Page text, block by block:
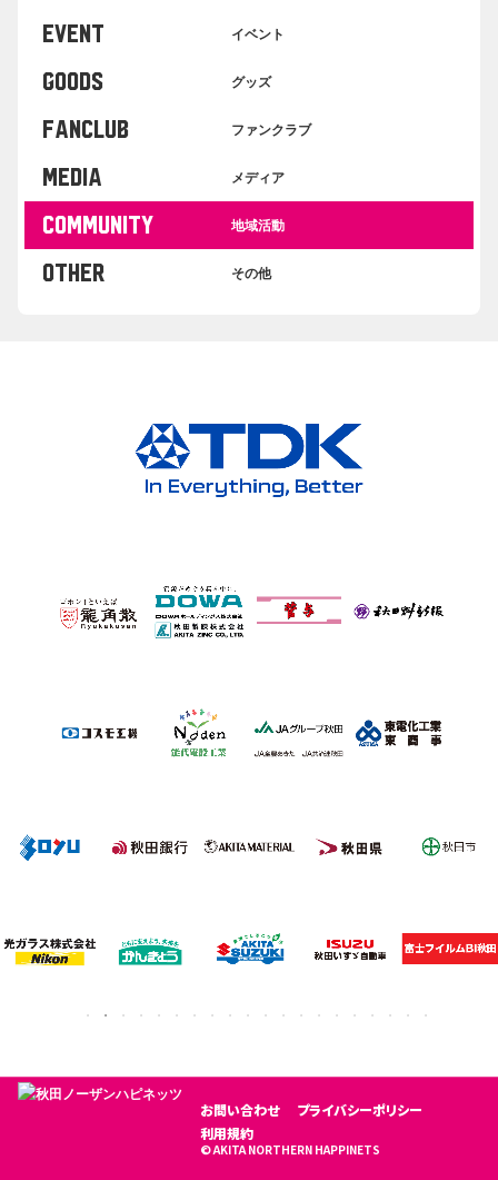
EVENT イベント
GOODS グッズ
FANCLUB ファンクラブ
MEDIA メディア
COMMUNITY 地域活動
OTHER その他
お問い合わせ
プライバシーポリシー
利用規約
© AKITA NORTHERN HAPPINETS